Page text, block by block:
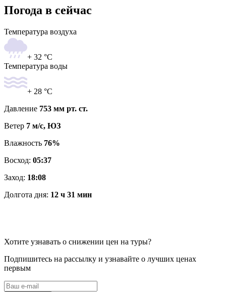
Погода в сейчас
Температура воздуха
+ 32 °C
Температура воды
+ 28 °C
Давление 753 мм рт. ст.
Ветер 7 м/с, ЮЗ
Влажность 76%
Восход: 05:37
Заход: 18:08
Долгота дня: 12 ч 31 мин
Хотите узнавать о снижении цен на туры?
Подпишитесь на рассылку и узнавайте о лучших ценах
первым